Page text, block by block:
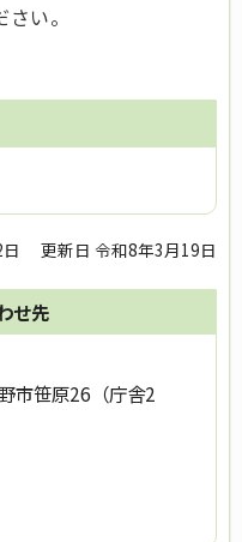
い。
更新日 令和8年3月19日
せ先
市笹原26（庁舎2